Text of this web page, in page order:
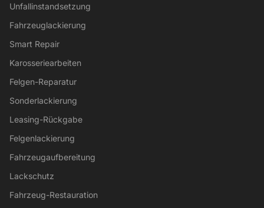
Unfallinstandsetzung
Fahrzeuglackierung
Smart Repair
Karosseriearbeiten
Felgen-Reparatur
Sonderlackierung
Leasing-Rückgabe
Felgenlackierung
Fahrzeugaufbereitung
Lackschutz
Fahrzeug-Restauration